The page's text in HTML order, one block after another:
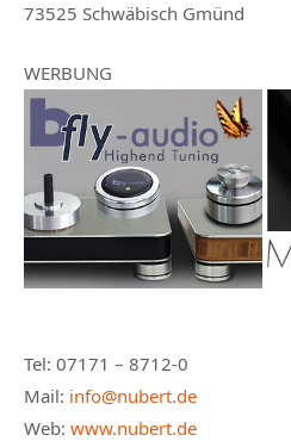
73525 Schwäbisch Gmünd
WERBUNG
Tel: 07171 – 8712-0
Mail: info@nubert.de
Web: www.nubert.de